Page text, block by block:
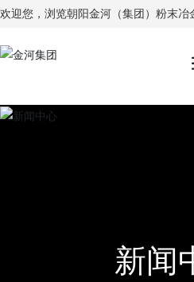
欢迎您，浏览朝阳金河（集团）粉末冶
新闻